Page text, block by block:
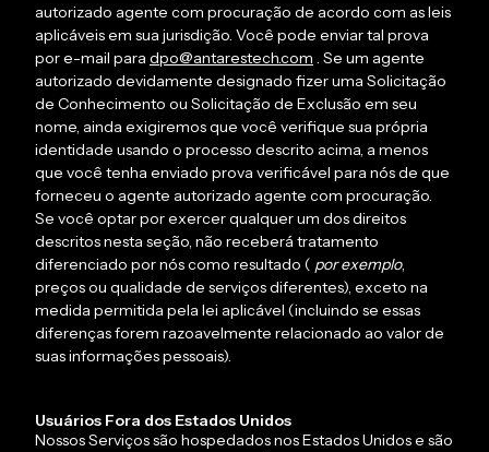
autorizado agente com procuração de acordo com as leis
aplicáveis em sua jurisdição. Você pode enviar tal prova
por e-mail para dpo@antarestech.com . Se um agente
autorizado devidamente designado fizer uma Solicitação
de Conhecimento ou Solicitação de Exclusão em seu
nome, ainda exigiremos que você verifique sua própria
identidade usando o processo descrito acima, a menos
que você tenha enviado prova verificável para nós de que
forneceu o agente autorizado agente com procuração.
Se você optar por exercer qualquer um dos direitos
descritos nesta seção, não receberá tratamento
diferenciado por nós como resultado ( por exemplo,
preços ou qualidade de serviços diferentes), exceto na
medida permitida pela lei aplicável (incluindo se essas
diferenças forem razoavelmente relacionado ao valor de
suas informações pessoais).
Usuários Fora dos Estados Unidos
Nossos Serviços são hospedados nos Estados Unidos e são